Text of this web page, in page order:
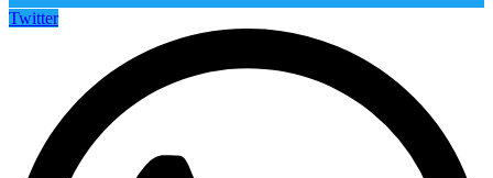
Twitter